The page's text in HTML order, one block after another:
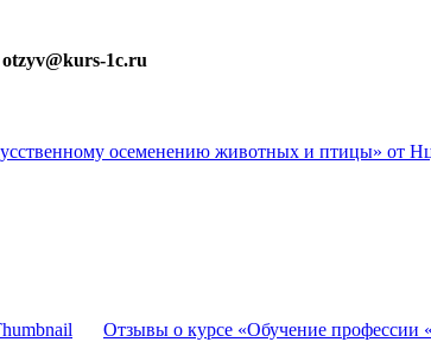
otzyv@kurs-1c.ru
осеменению животных и птицы» от
Отзывы о курсе «Обучение профессии